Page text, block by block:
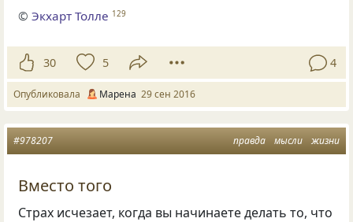
©Экхарт Толле 129
30 5 4
Опубликовала Марена 29 сен 2016
правда мысли жизни
#978207
Вместо того
Страх исчезает, когда вы начинаете делать то, что